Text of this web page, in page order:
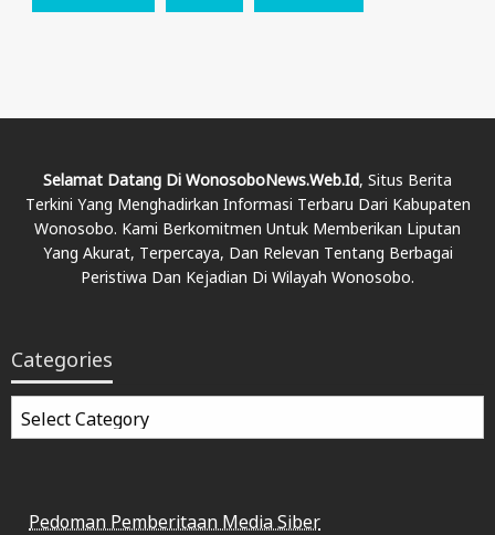
Selamat Datang Di WonosoboNews.web.id, Situs Berita
Terkini Yang Menghadirkan Informasi Terbaru Dari Kabupaten
Wonosobo. Kami Berkomitmen Untuk Memberikan Liputan
Yang Akurat, Terpercaya, Dan Relevan Tentang Berbagai
Peristiwa Dan Kejadian Di Wilayah Wonosobo.
Categories
Categories
Pedoman Pemberitaan Media Siber